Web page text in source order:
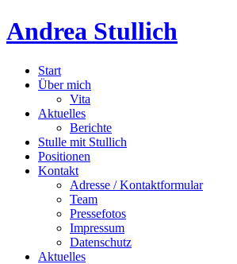
Andrea Stullich
Start
Über mich
Vita
Aktuelles
Berichte
Stulle mit Stullich
Positionen
Kontakt
Adresse / Kontaktformular
Team
Pressefotos
Impressum
Datenschutz
Aktuelles